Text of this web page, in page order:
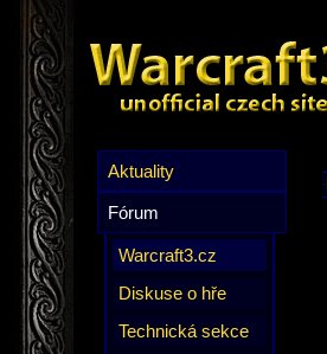
Aktuality
Fórum
Warcraft3.cz
Diskuse o hře
Technická sekce